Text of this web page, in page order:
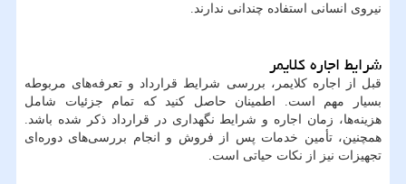
نیروی انسانی استفاده چندانی ندارند.
شرایط اجاره کلایمر
قبل از اجاره کلایمر، بررسی شرایط قرارداد و تعرفه‌های مربوطه
بسیار مهم است. اطمینان حاصل کنید که تمام جزئیات شامل
هزینه‌ها، زمان اجاره و شرایط نگهداری در قرارداد ذکر شده باشد.
همچنین، تأمین خدمات پس از فروش و انجام بررسی‌های دوره‌ای
تجهیزات نیز از نکات حیاتی است.